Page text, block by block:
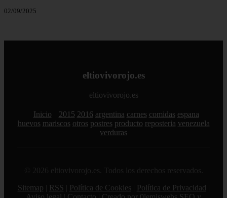
02/09/2025
eltiovivorojo.es
eltiovivorojo.es
Inicio 2015 2016 argentina carnes comidas espana
huevos mariscos otros postres producto reposteria venezuela
verduras
© 2026 eltiovivorojo.es. Todos los derechos reservados.
Sitemap
RSS Política de Cookies Política de Privacidad